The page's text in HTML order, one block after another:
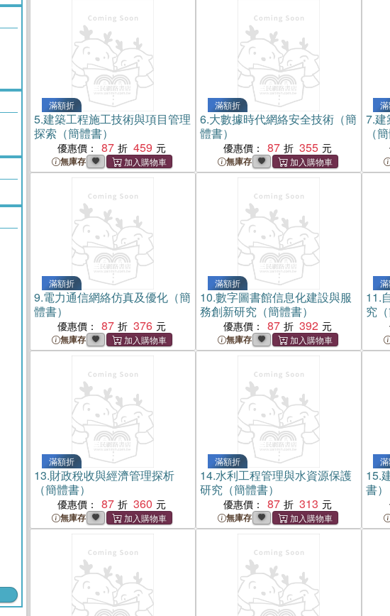
滿額折
5.建築工程施工技術與項目管理
探索（簡體書）
優惠價： 87 459
無庫存
滿額折
6.大數據時代網絡安全技術（簡
體書）
優惠價： 87 355
無庫存
7.建
（
滿額折
9.電力通信網絡仿真及優化（簡
體書）
優惠價： 87 376
無庫存
滿額折
10.數字圖書館信息化建設與服
務創新研究（簡體書）
優惠價： 87 392
無庫存
11.
究（
滿額折
13.財政稅收與經濟管理探析
（簡體書）
優惠價： 87 360
無庫存
滿額折
14.水利工程管理與水資源保護
研究（簡體書）
優惠價： 87 313
無庫存
15.
書）